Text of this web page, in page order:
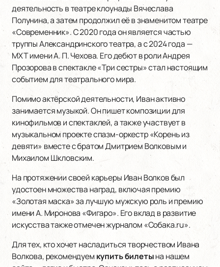
деятельность в театре клоунады Вячеслава
Полунина, а затем продолжил её в знаменитом театре
«Современник». С 2020 года он является частью
труппы Александринского театра, а с 2024 года —
МХТ имени А. П. Чехова. Его дебют в роли Андрея
Прозорова в спектакле «Три сестры» стал настоящим
событием для театрального мира.
Помимо актёрской деятельности, Иван активно
занимается музыкой. Он пишет композиции для
кинофильмов и спектаклей, а также участвует в
музыкальном проекте спазм-оркестр «Корень из
девяти» вместе с братом Дмитрием Волковым и
Михаилом Шкловским.
На протяжении своей карьеры Иван Волков был
удостоен множества наград, включая премию
«Золотая маска» за лучшую мужскую роль и премию
имени А. Миронова «Фигаро». Его вклад в развитие
искусства также отмечен журналом «Собака.ru».
Для тех, кто хочет насладиться творчеством Ивана
Волкова, рекомендуем купить билетына нашем